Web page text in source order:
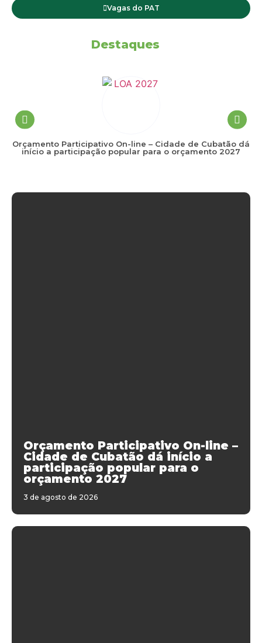
Vagas do PAT
Destaques
Orçamento Participativo On-line – Cidade de Cubatão dá
início a participação popular para o orçamento 2027
Orçamento Participativo On-line –
Cidade de Cubatão dá início a
participação popular para o
orçamento 2027
3 de agosto de 2026